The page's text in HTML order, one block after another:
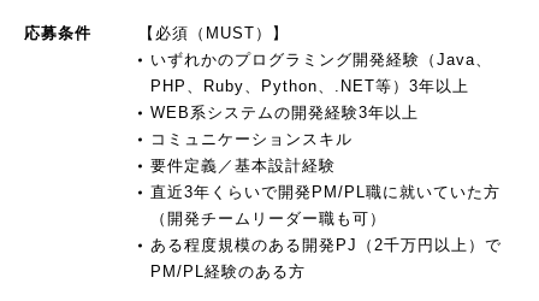
応募条件
【必須（MUST）】
いずれかのプログラミング開発経験（Java、
PHP、Ruby、Python、.NET等）3年以上
WEB系システムの開発経験3年以上
コミュニケーションスキル
要件定義／基本設計経験
直近3年くらいで開発PM/PL職に就いていた方
（開発チームリーダー職も可）
ある程度規模のある開発PJ（2千万円以上）で
PM/PL経験のある方